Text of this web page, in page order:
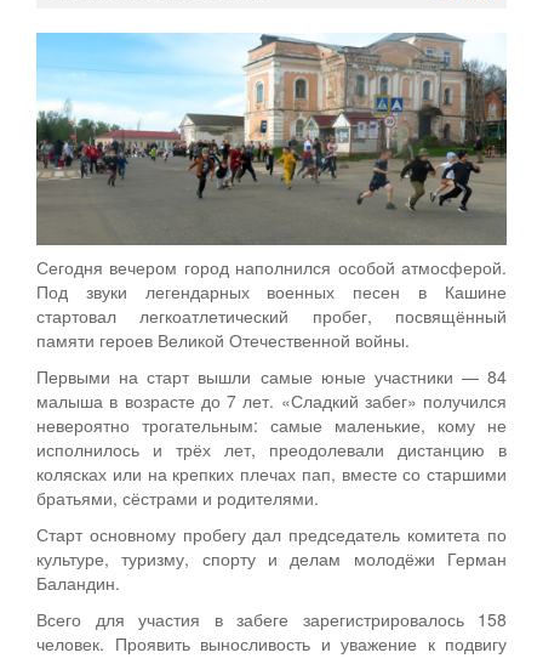
Сегодня вечером город наполнился особой атмосферой.
Под звуки легендарных военных песен в Кашине
стартовал легкоатлетический пробег, посвящённый
памяти героев Великой Отечественной войны.
Первыми на старт вышли самые юные участники — 84
малыша в возрасте до 7 лет. «Сладкий забег» получился
невероятно трогательным: самые маленькие, кому не
исполнилось и трёх лет, преодолевали дистанцию в
колясках или на крепких плечах пап, вместе со старшими
братьями, сёстрами и родителями.
Старт основному пробегу дал председатель комитета по
культуре, туризму, спорту и делам молодёжи Герман
Баландин.
Всего для участия в забеге зарегистрировалось 158
человек. Проявить выносливость и уважение к подвигу